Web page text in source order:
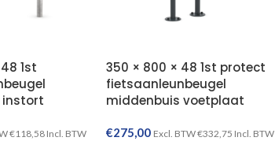
1st
instort
€118,58Incl. BTW
350 × 800 × 48 1st protect
fietsaanleunbeugel
middenbuis voetplaat
€275,00 Excl. BTW€332,75 Incl. BTW